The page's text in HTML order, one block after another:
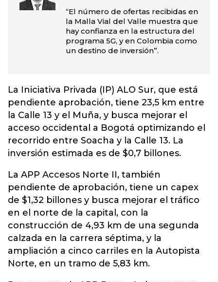
“El número de ofertas recibidas en
la Malla Vial del Valle muestra que
hay confianza en la estructura del
programa 5G, y en Colombia como
un destino de inversión”.
La Iniciativa Privada (IP) ALO Sur, que está
pendiente aprobación, tiene 23,5 km entre
la Calle 13 y el Muña, y busca mejorar el
acceso occidental a Bogotá optimizando el
recorrido entre Soacha y la Calle 13. La
inversión estimada es de $0,7 billones.
La APP Accesos Norte II, también
pendiente de aprobación, tiene un capex
de $1,32 billones y busca mejorar el tráfico
en el norte de la capital, con la
construcción de 4,93 km de una segunda
calzada en la carrera séptima, y la
ampliación a cinco carriles en la Autopista
Norte, en un tramo de 5,83 km.